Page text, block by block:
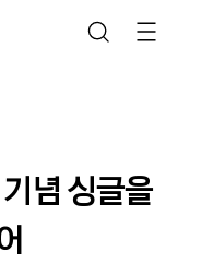
념 싱글을